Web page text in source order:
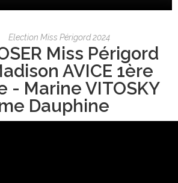
Election Miss Périgord 2024
Miss Périgord
AVICE 1ère
- Marine VITOSKY
Dauphine